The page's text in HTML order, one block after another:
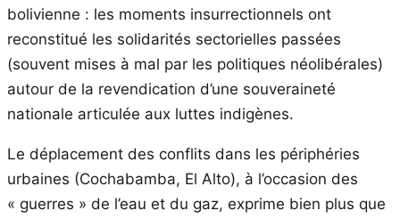
bolivienne : les moments insurrectionnels ont
reconstitué les solidarités sectorielles passées
(souvent mises à mal par les politiques néolibérales)
autour de la revendication d’une souveraineté
nationale articulée aux luttes indigènes.
Le déplacement des conflits dans les périphéries
urbaines (Cochabamba, El Alto), à l’occasion des
« guerres » de l’eau et du gaz, exprime bien plus que